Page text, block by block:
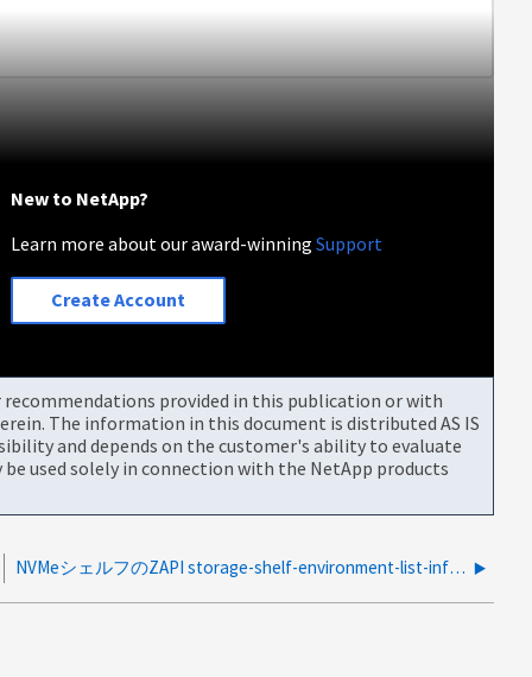
New to NetApp?
Learn more about our award-winningSupport
Create Account
provided in this publication or with
The information in this document is distributed AS IS
and depends on the customer's ability to evaluate
used solely in connection with the NetApp products
NVMeシェルフのZAPI storage-shelf-environment-list-infoから結果が返されない